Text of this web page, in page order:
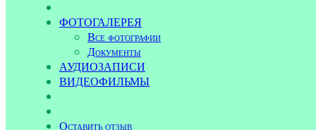
ФОТОГАЛЕРЕЯ
Все фотографии
Документы
АУДИОЗАПИСИ
ВИДЕОФИЛЬМЫ
Оставить отзыв